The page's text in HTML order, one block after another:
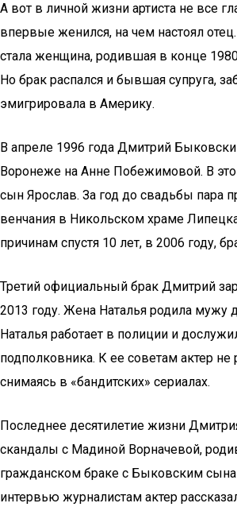
А вот в личной жизни артиста не все
впервые женился, на чем настоял
стала женщина, родившая в конце
Но брак распался и бывшая супруга,
эмигрировала в Америку.
В апреле 1996 года Дмитрий
Воронеже на Анне Побежимовой. В
сын Ярослав. За год до свадьбы пара
венчания в Никольском храме
причинам спустя 10 лет, в 2006 году,
Третий официальный брак Дмитрий
2013 году. Жена Наталья родила мужу
Наталья работает в полиции и
подполковника. К ее советам актер не
снимаясь в «бандитских» сериалах.
Последнее десятилетие жизни
скандалы с Мадиной Ворначевой,
гражданском браке с Быковским сына
интервью журналистам актер